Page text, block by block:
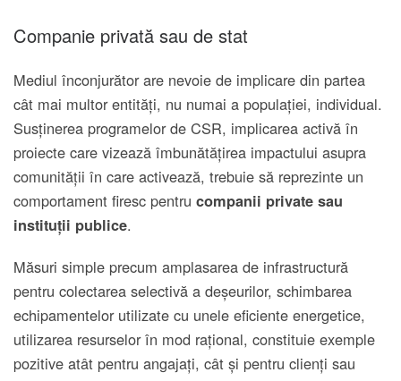
Companie privată sau de stat
Mediul înconjurător are nevoie de implicare din partea
cât mai multor entități, nu numai a populației, individual.
Susținerea programelor de CSR, implicarea activă în
proiecte care vizează îmbunătățirea impactului asupra
comunității în care activează, trebuie să reprezinte un
comportament firesc pentru companii private sau
instituții publice.
Măsuri simple precum amplasarea de infrastructură
pentru colectarea selectivă a deșeurilor, schimbarea
echipamentelor utilizate cu unele eficiente energetice,
utilizarea resurselor în mod rațional, constituie exemple
pozitive atât pentru angajați, cât și pentru clienți sau